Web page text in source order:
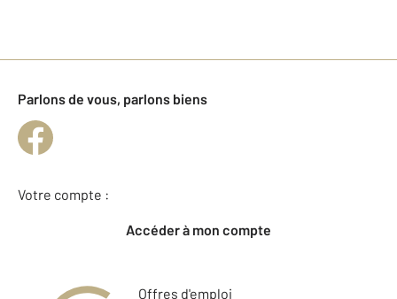
Parlons de vous, parlons biens
Votre compte :
Accéder à mon compte
Offres d'emploi